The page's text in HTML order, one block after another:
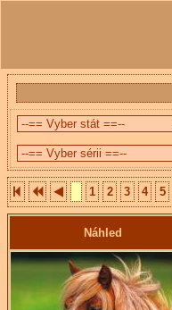
1 2 3 4 5
Náhled